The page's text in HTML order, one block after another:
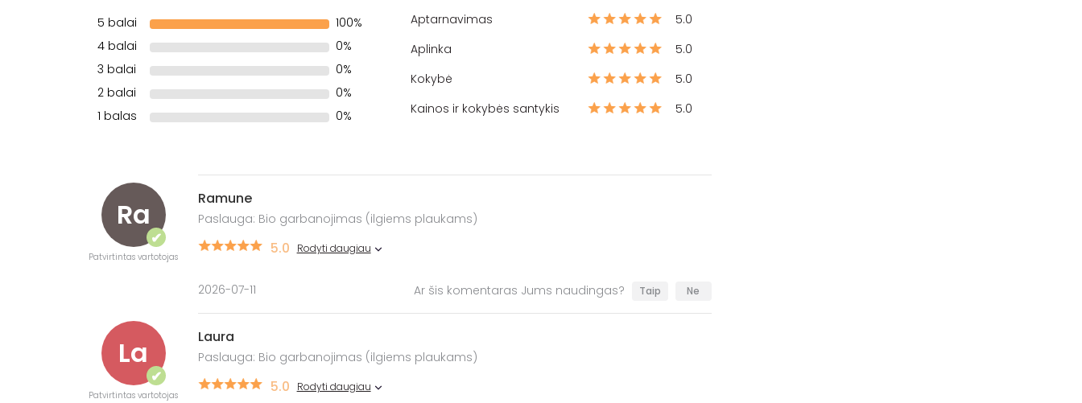
5 balai
100%
4 balai
0%
3 balai
0%
2 balai
0%
1 balas
0%
Aptarnavimas
5.0
Aplinka
5.0
Kokybė
5.0
Kainos ir kokybės santykis
5.0
Ra
✔
Patvirtintas vartotojas
Ramune
Paslauga: Bio garbanojimas (ilgiems plaukams)
5.0 Rodyti daugiau
2026-07-11 Ar šis komentaras Jums naudingas? Taip Ne
La
✔
Patvirtintas vartotojas
Laura
Paslauga: Bio garbanojimas (ilgiems plaukams)
5.0 Rodyti daugiau